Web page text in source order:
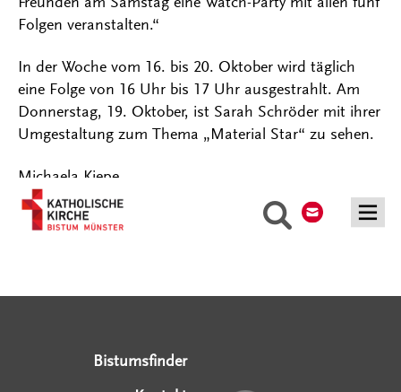
Suche
Folgen veranstalten.“
In der Woche vom 16. bis 20. Oktober wird täglich
eine Folge von 16 Uhr bis 17 Uhr ausgestrahlt. Am
Donnerstag, 19. Oktober, ist Sarah Schröder mit ihrer
Umgestaltung zum Thema „Material Star“ zu sehen.
Michaela Kiepe
Bistumsfinder